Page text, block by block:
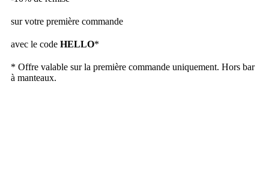
sur votre première commande
avec le code HELLO*
* Offre valable sur la première commande uniquement. Hors bar
à manteaux.